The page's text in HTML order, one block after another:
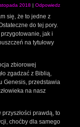
2018 Odpowiedz
się, że to jedne z
do tej pory.
przygotowanie, jak i
na tytułowy
zbiorowej
zgadzać z Biblią,
Genesis, przedstawia
na nasz
przyszłości prawdą, to
choćby dla samego